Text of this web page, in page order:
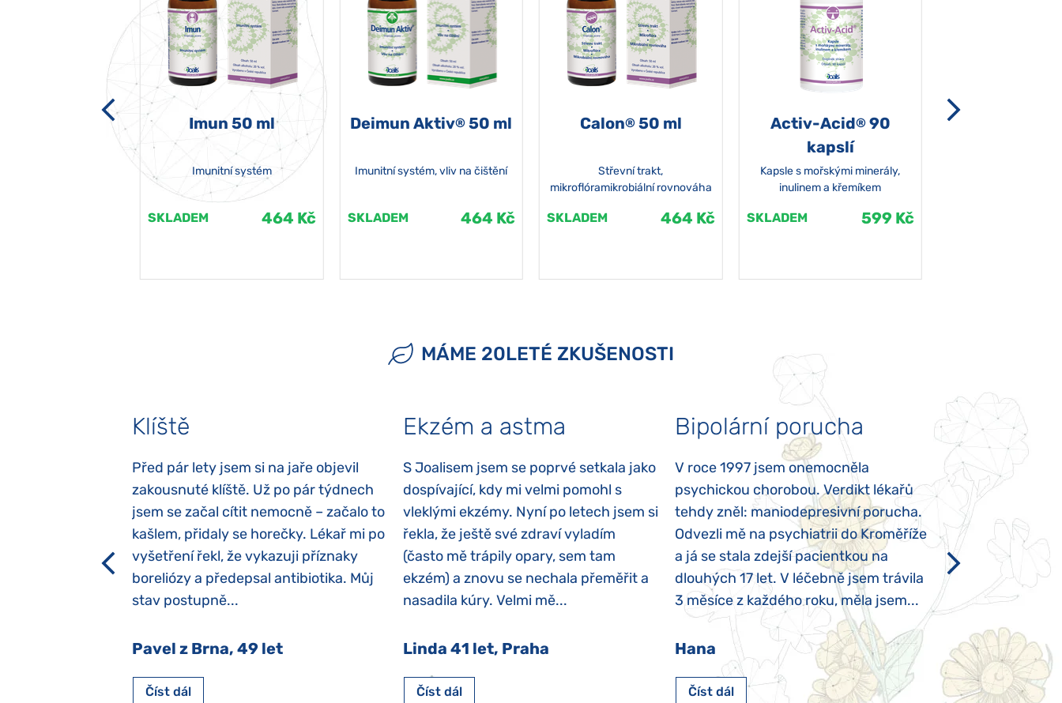
Imun 50 ml
Imunitní systém
SKLADEM 464 Kč
Deimun Aktiv® 50 ml
Imunitní systém, vliv na čištění
SKLADEM 464 Kč
Calon®50 ml
Střevní trakt,
mikroflóramikrobiální rovnováha
SKLADEM 464 Kč
Activ-Acid®90
kapslí
Kapsle s mořskými minerály,
inulinem a křemíkem
SKLADEM 599 Kč
MÁME 20LETÉ ZKUŠENOSTI
Klíště
Před pár lety jsem si na jaře objevil
zakousnuté klíště. Už po pár týdnech
jsem se začal cítit nemocně – začalo to
kašlem, přidaly se horečky. Lékař mi po
vyšetření řekl, že vykazuji příznaky
boreliózy a předepsal antibiotika. Můj
stav postupně...
Pavel z Brna, 49 let
Číst dál
Ekzém a astma
S Joalisem jsem se poprvé setkala jako
dospívající, kdy mi velmi pomohl s
vleklými ekzémy. Nyní po letech jsem si
řekla, že ještě své zdraví vyladím
(často mě trápily opary, sem tam
ekzém) a znovu se nechala přeměřit a
nasadila kúry. Velmi mě...
Linda 41 let, Praha
Číst dál
Bipolární porucha
V roce 1997 jsem onemocněla
psychickou chorobou. Verdikt lékařů
tehdy zněl: maniodepresivní porucha.
Odvezli mě na psychiatrii do Kroměříže
a já se stala zdejší pacientkou na
dlouhých 17 let. V léčebně jsem trávila
3 měsíce z každého roku, měla jsem...
Hana
Číst dál
Autismus
Mojí dcerce byl
diagnostikován
První příznaky
narození,
který je u
Po půl roce
krmit
Pavlína
Číst dál